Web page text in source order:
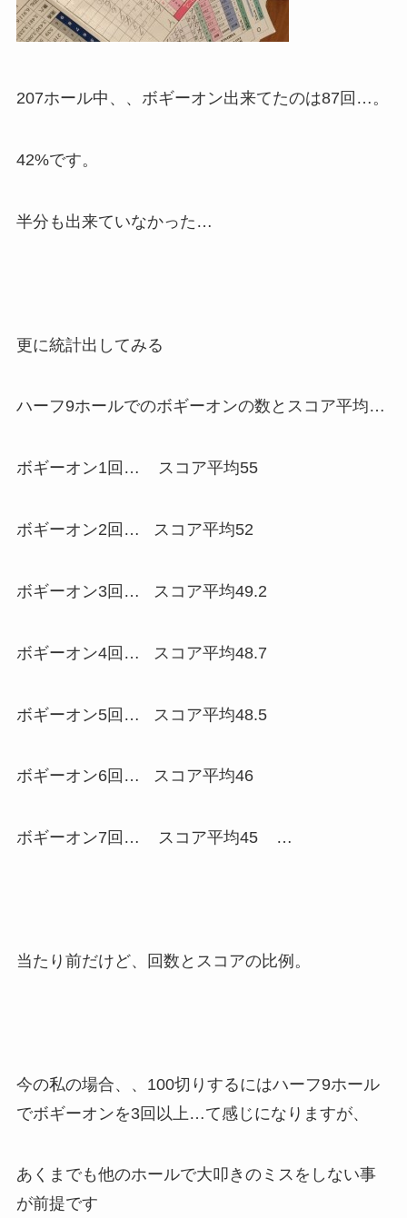
207ホール中、、ボギーオン出来てたのは87回…。
42%です。
半分も出来ていなかった…
更に統計出してみる
ハーフ9ホールでのボギーオンの数とスコア平均…
ボギーオン1回… スコア平均55
ボギーオン2回… スコア平均52
ボギーオン3回… スコア平均49.2
ボギーオン4回… スコア平均48.7
ボギーオン5回… スコア平均48.5
ボギーオン6回… スコア平均46
ボギーオン7回… スコア平均45 …
当たり前だけど、回数とスコアの比例。
今の私の場合、、100切りするにはハーフ9ホール
でボギーオンを3回以上…て感じになりますが、
あくまでも他のホールで大叩きのミスをしない事
が前提です